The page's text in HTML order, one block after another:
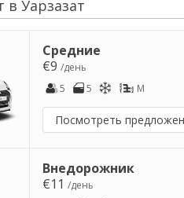
Уарзазат
Средние
€9/день
5
5 M
Посмотреть
Внедорожник
€11/день